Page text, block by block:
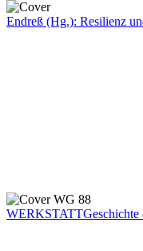
Endreß (Hg.): Resilienz
WERKSTATTGeschichte